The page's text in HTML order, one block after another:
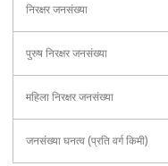
निरक्षर जनसंख्या
पुरुष निरक्षर जनसंख्या
महिला निरक्षर जनसंख्या
जनसंख्या घनत्व (प्रति वर्ग किमी)